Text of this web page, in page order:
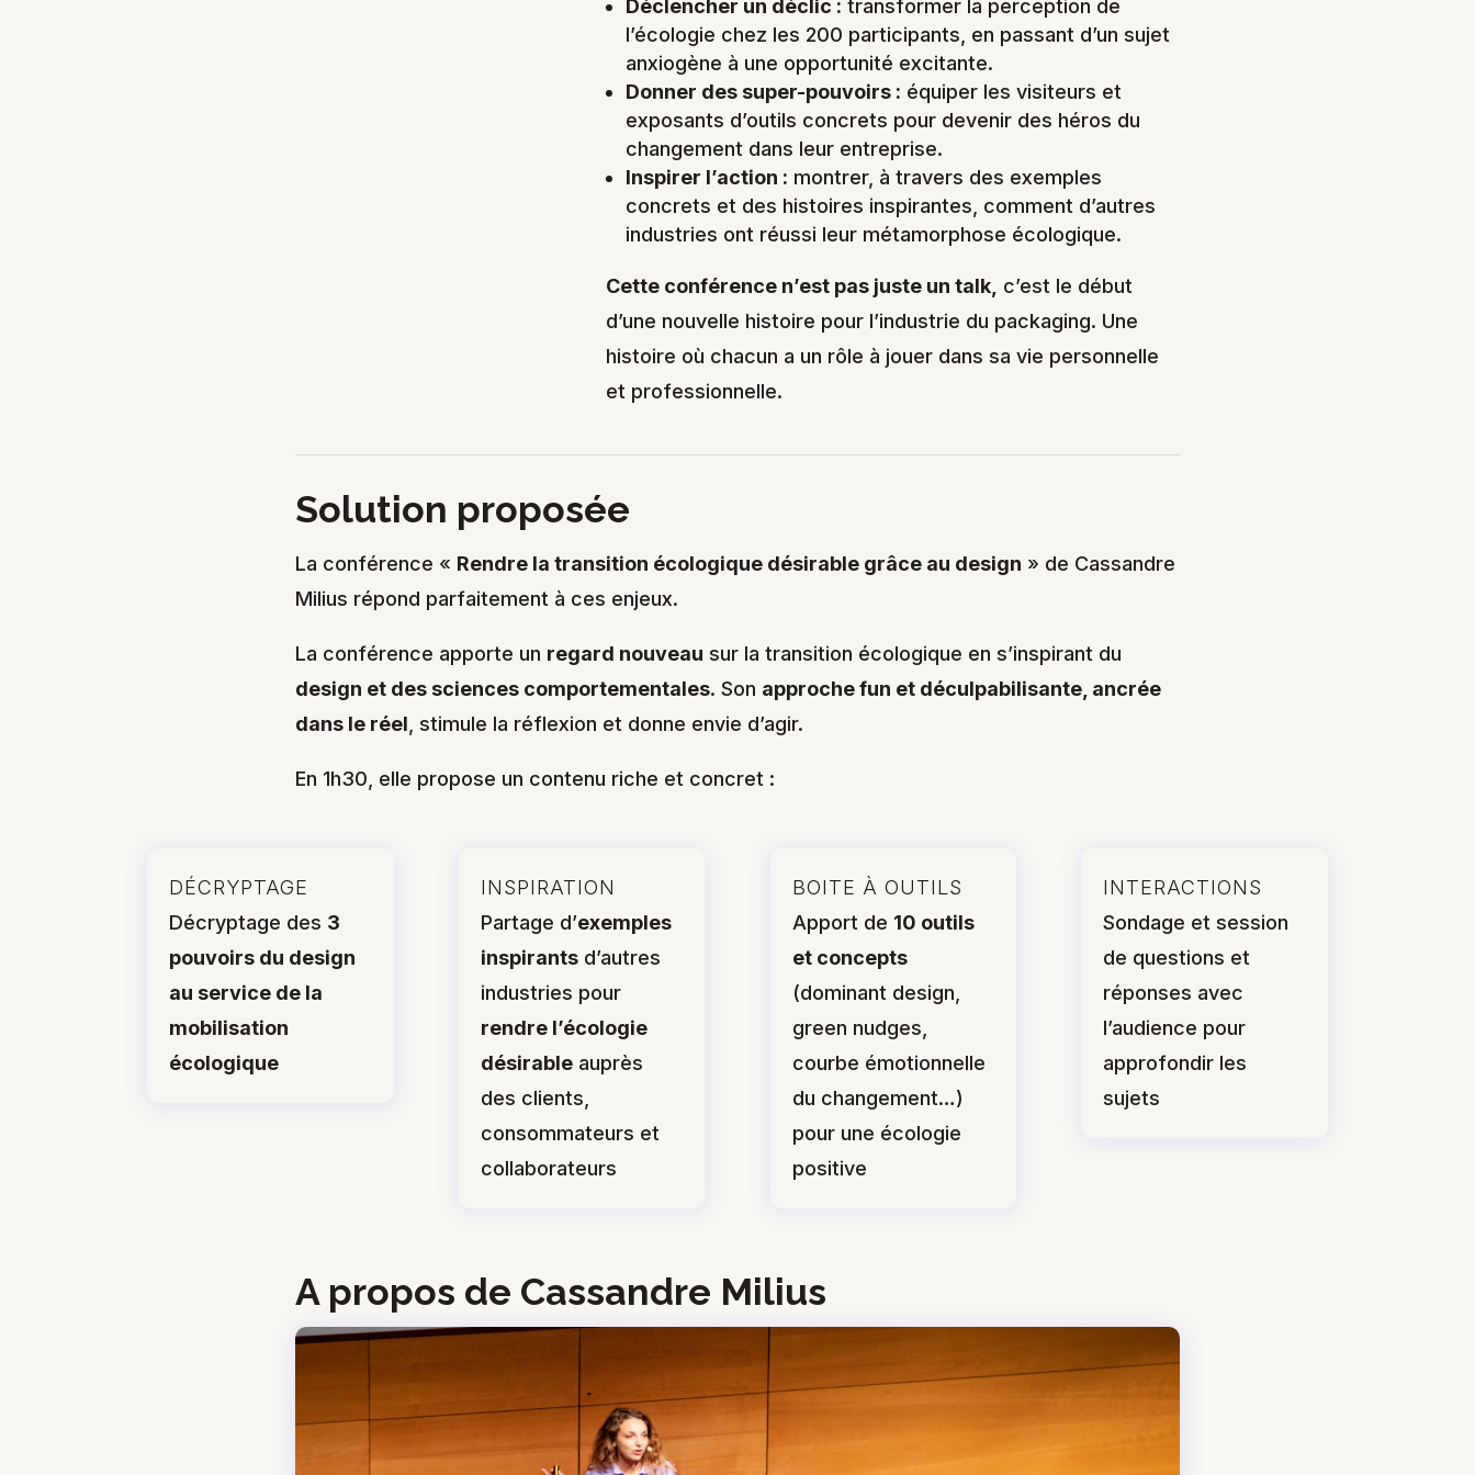
Déclencher un déclic : transformer la perception de
l’écologie chez les 200 participants, en passant d’un sujet
anxiogène à une opportunité excitante.
Donner des super-pouvoirs : équiper les visiteurs et
exposants d’outils concrets pour devenir des héros du
changement dans leur entreprise.
Inspirer l’action : montrer, à travers des exemples
concrets et des histoires inspirantes, comment d’autres
industries ont réussi leur métamorphose écologique.
Cette conférence n’est pas juste un talk, c’est le début
d’une nouvelle histoire pour l’industrie du packaging. Une
histoire où chacun a un rôle à jouer dans sa vie personnelle
et professionnelle.
Solution proposée
La conférence « Rendre la transition écologique désirable grâce au design » de Cassandre
Milius répond parfaitement à ces enjeux.
La conférence apporte un regard nouveau sur la transition écologique en s’inspirant du
design et des sciences comportementales. Son approche fun et déculpabilisante, ancrée
dans le réel , stimule la réflexion et donne envie d’agir.
En 1h30, elle propose un contenu riche et concret :
DÉCRYPTAGE
Décryptage des 3
pouvoirs du design
au service de la
mobilisation
écologique
INSPIRATION
Partage d’exemples
inspirantsd’autres
industries pour
rendre l’écologie
désirableauprès
des clients,
consommateurs et
collaborateurs
BOITE À OUTILS
Apport de 10 outils
et concepts
(dominant design,
green nudges,
courbe émotionnelle
du changement…)
pour une écologie
positive
INTERACTIONS
Sondage et session
de questions et
réponses avec
l’audience pour
approfondir les
sujets
A propos de Cassandre Milius